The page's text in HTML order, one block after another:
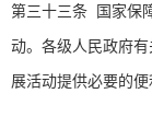
第三十三条 国家保
动。各级人民政府
展活动提供必要的便